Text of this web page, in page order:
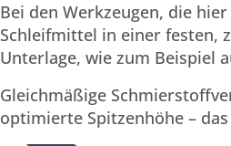
Bei den Werkzeugen, die
Schleifmittel in einer festen,
Unterlage, wie zum Beispiel
Gleichmäßige
optimierte Spitzenhöhe –